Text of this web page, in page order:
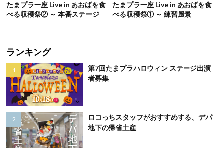
たまプラ一座 Live in あおばを食
べる収穫祭② ～ 本番ステージ
たまプラ一座 Live in あおばを食
べる収穫祭① ～ 練習風景
ランキング
第7回たまプラハロウィン ステージ出演
者募集
ロコっちスタッフがおすすめする、デパ
地下の帰省土産